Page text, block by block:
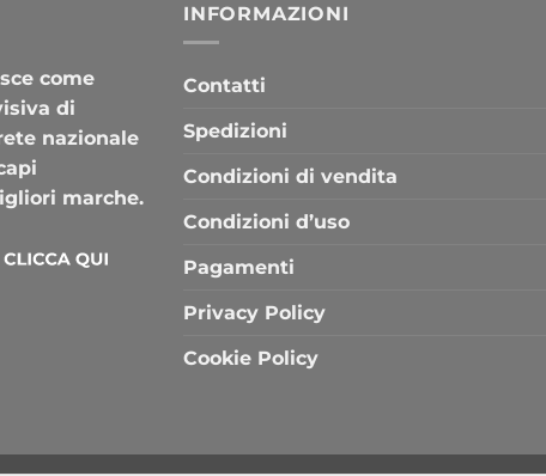
come
di
nazionale
marche.
INFORMAZIONI
Contatti
Spedizioni
Condizioni di vendita
Condizioni d’uso
Pagamenti
Privacy Policy
Cookie Policy